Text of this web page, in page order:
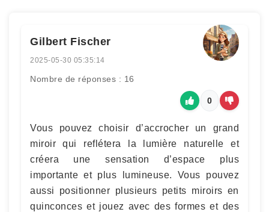
Gilbert Fischer
2025-05-30 05:35:14
Nombre de réponses : 16
0
Vous pouvez choisir d’accrocher un grand
miroir qui reflétera la lumière naturelle et
créera une sensation d’espace plus
importante et plus lumineuse. Vous pouvez
aussi positionner plusieurs petits miroirs en
quinconces et jouez avec des formes et des